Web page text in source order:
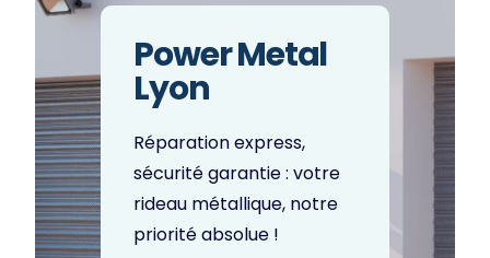
Power Metal
Lyon
Réparation express,
sécurité garantie : votre
rideau métallique, notre
priorité absolue !
Porte de garage
Fenêtre
Blog
Contact